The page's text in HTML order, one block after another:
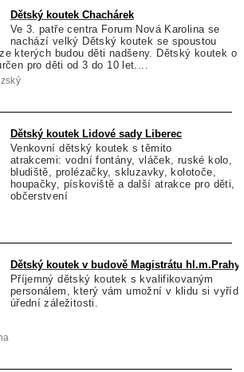
Dětský koutek Chachárek
Ve 3. patře centra Forum Nová Karolina se
nachází velký Dětský koutek se spoustou
kterých budou děti nadšeny. Dětský koutek o
pro děti od 3 do 10 let....
Dětský koutek Lidové sady Liberec
Venkovní dětský koutek s těmito
atrakcemi: vodní fontány, vláček, ruské kolo,
bludiště, prolézačky, skluzavky, kolotoče,
houpačky, pískoviště a další atrakce pro děti,
občerstvení
Dětský koutek v budově Magistrátu hl.m.Prahy
Příjemný dětský koutek s kvalifikovaným
personálem, který vám umožní v klidu si vyřídit
úřední záležitosti.